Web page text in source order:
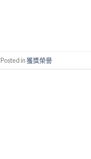
Posted in獲獎榮譽